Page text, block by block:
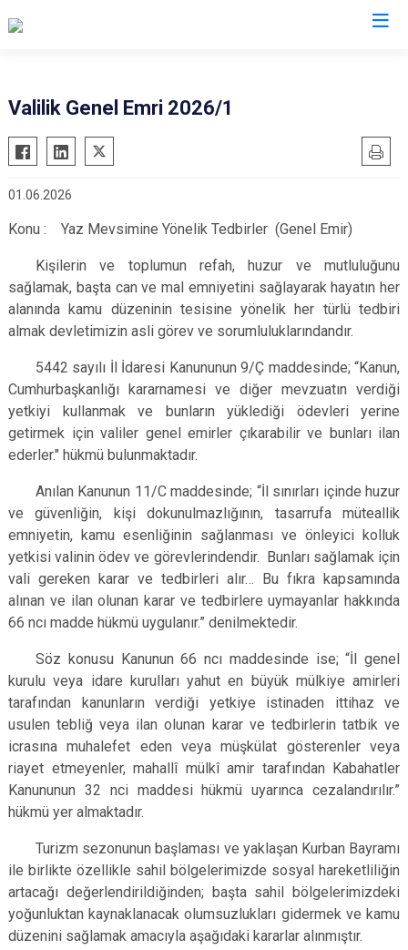
Valilik Genel Emri 2026/1
01.06.2026
Konu : Yaz Mevsimine Yönelik Tedbirler (Genel Emir)
Kişilerin ve toplumun refah, huzur ve mutluluğunu
sağlamak, başta can ve mal emniyetini sağlayarak hayatın her
alanında kamu düzeninin tesisine yönelik her türlü tedbiri
almak devletimizin asli görev ve sorumluluklarındandır.
5442 sayılı İl İdaresi Kanununun 9/Ç maddesinde; “Kanun,
Cumhurbaşkanlığı kararnamesi ve diğer mevzuatın verdiği
yetkiyi kullanmak ve bunların yüklediği ödevleri yerine
getirmek için valiler genel emirler çıkarabilir ve bunları ilan
ederler." hükmü bulunmaktadır.
Anılan Kanunun 11/C maddesinde; “İl sınırları içinde huzur
ve güvenliğin, kişi dokunulmazlığının, tasarrufa müteallik
emniyetin, kamu esenliğinin sağlanması ve önleyici kolluk
yetkisi valinin ödev ve görevlerindendir. Bunları sağlamak için
vali gereken karar ve tedbirleri alır… Bu fıkra kapsamında
alınan ve ilan olunan karar ve tedbirlere uymayanlar hakkında
66 ncı madde hükmü uygulanır.” denilmektedir.
Söz konusu Kanunun 66 ncı maddesinde ise; “İl genel
kurulu veya idare kurulları yahut en büyük mülkiye amirleri
tarafından kanunların verdiği yetkiye istinaden ittihaz ve
usulen tebliğ veya ilan olunan karar ve tedbirlerin tatbik ve
icrasına muhalefet eden veya müşkülat gösterenler veya
riayet etmeyenler, mahallî mülkî amir tarafından Kabahatler
Kanununun 32 nci maddesi hükmü uyarınca cezalandırılır.”
hükmü yer almaktadır.
Turizm sezonunun başlaması ve yaklaşan Kurban Bayramı
ile birlikte özellikle sahil bölgelerimizde sosyal hareketliliğin
artacağı değerlendirildiğinden; başta sahil bölgelerimizdeki
yoğunluktan kaynaklanacak olumsuzlukları gidermek ve kamu
düzenini sağlamak amacıyla aşağıdaki kararlar alınmıştır.